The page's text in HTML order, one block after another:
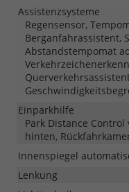
Assistenzsysteme
Regensensor,
Berganfahrassistent,
Abstandstempomat
Einparkhilfe
Park Distance
hinten,
Innenspiegel
Lenkung